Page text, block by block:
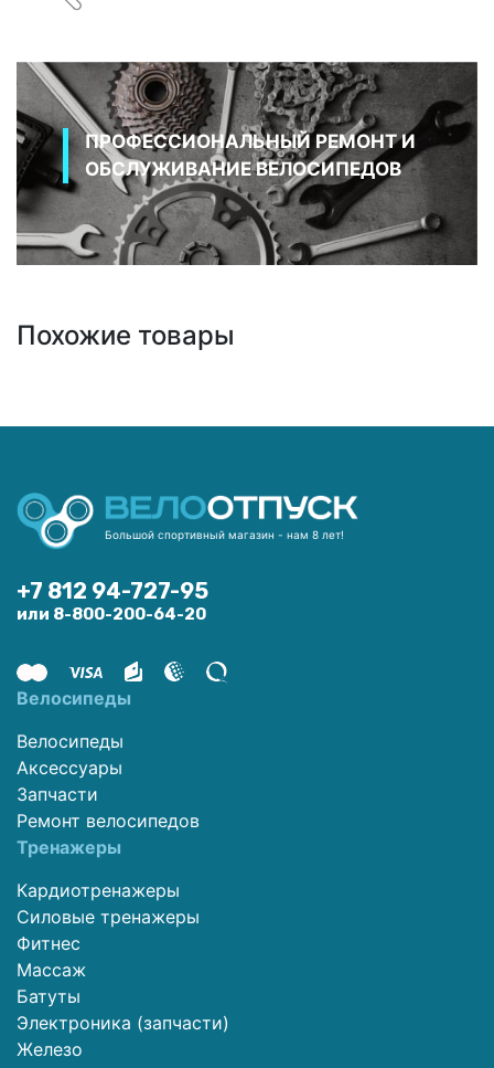
ПРОФЕССИОНАЛЬНЫЙ РЕМОНТ И
ОБСЛУЖИВАНИЕ ВЕЛОСИПЕДОВ
Похожие товары
Большой спортивный магазин - нам 8 лет!
+7 812 94-727-95
или 8-800-200-64-20
Велосипеды
Велосипеды
Аксессуары
Запчасти
Ремонт велосипедов
Тренажеры
Кардиотренажеры
Силовые тренажеры
Фитнес
Массаж
Батуты
Электроника (запчасти)
Железо